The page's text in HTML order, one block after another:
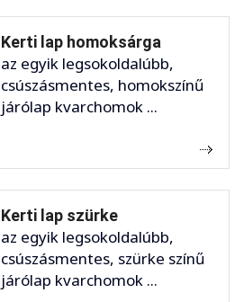
Kerti lap homoksárga
az egyik legsokoldalúbb,
csúszásmentes, homokszínű
járólap kvarchomok ...
Kerti lap szürke
az egyik legsokoldalúbb,
csúszásmentes, szürke színű
járólap kvarchomok ...